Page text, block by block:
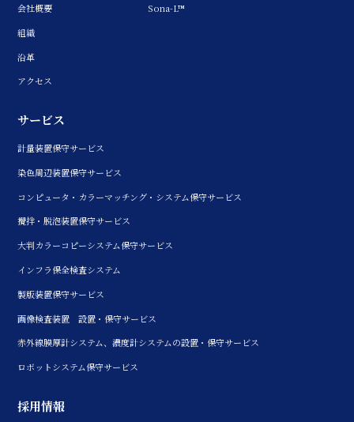
会社概要
組織
沿革
アクセス
サービス
計量装置保守サービス
染色周辺装置保守サービス
コンピュータ・カラーマッチング・ システム保守サービス
攪拌・脱泡装置保守サービス
大判カラーコピーシステム保守サービス
インフラ保全検査システム
製版装置保守サービス
画像検査装置 設置・保守サービス
赤外線膜厚計システム、濃度計システムの設置・保守サービス
ロボットシステム保守サービス
Sona-L™
その他
採用情報